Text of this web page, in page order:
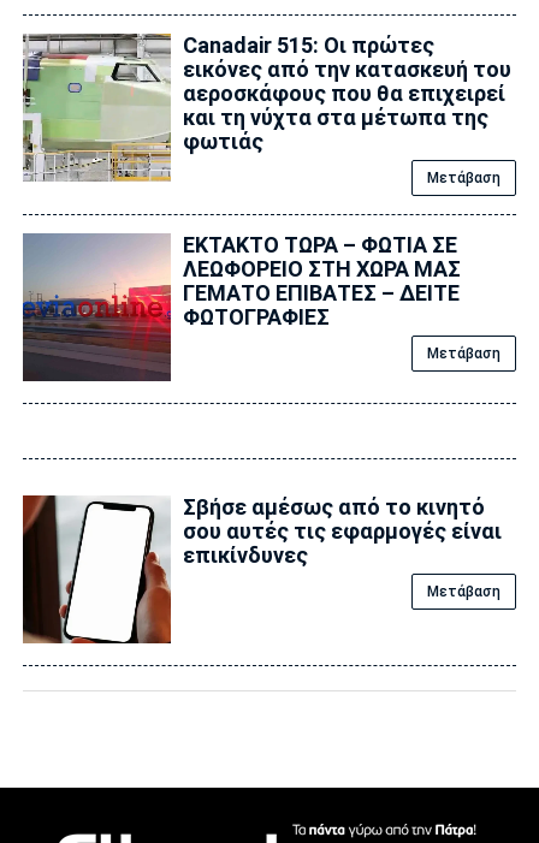
Canadair 515: Οι πρώτες
εικόνες από την κατασκευή του
αεροσκάφους που θα επιχειρεί
και τη νύχτα στα μέτωπα της
φωτιάς
Μετάβαση
ΕΚΤΑΚΤΟ ΤΩΡΑ – ΦΩΤΙΑ ΣΕ
ΛΕΩΦΟΡΕΙΟ ΣΤΗ ΧΩΡΑ ΜΑΣ
ΓΕΜΑΤΟ ΕΠΙΒΑΤΕΣ – ΔΕΙΤΕ
ΦΩΤΟΓΡΑΦΙΕΣ
Μετάβαση
Σβήσε αμέσως από το κινητό
σου αυτές τις εφαρμογές είναι
επικίvδυνες
Μετάβαση